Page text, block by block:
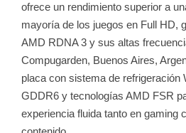
ofrece un rendimiento superior a
mayoría de los juegos en Full HD,
AMD RDNA 3 y sus altas
Compugarden, Buenos Aires,
placa con sistema de refrigeración
GDDR6 y tecnologías AMD FSR
experiencia fluida tanto en gaming